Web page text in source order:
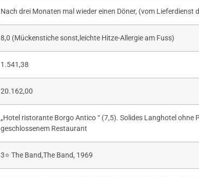
Nach drei Monaten mal wieder einen Döner, (vom
8,0 (Mückenstiche sonst,leichte Hitze-Allergie am Fuss)
1.541,38
20.162,00
„Hotel ristorante Borgo Antico “ (7,5). Solides Langhotel
geschlossenem Restaurant
3⭐️ The Band,The Band, 1969